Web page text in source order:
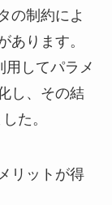
の制約によ
あります。
用してパラメ
し、その結
た。
リットが得